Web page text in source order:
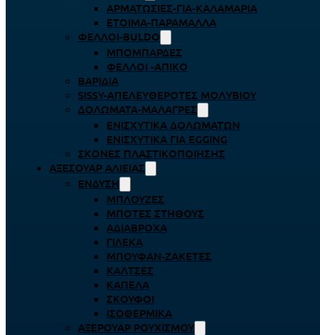
ΑΡΜΑΤΩΣΙΈΣ-ΓΙΑ-ΚΑΛΑΜΆΡΙΑ
ΈΤΟΙΜΑ-ΠΑΡΆΜΑΛΛΑ
ΦΕΛΛΟΊ-BULDO
ΜΠΟΜΠΆΡΔΕΣ
ΦΕΛΛΟΊ -ΑΠΊΚΟ
ΒΑΡΊΔΙΑ
SISSY-ΑΠΕΛΕΥΘΕΡΟΤΈΣ ΜΟΛΥΒΙΟΎ
ΔΟΛΏΜΑΤΑ-ΜΑΛΆΓΡΕΣ
ΕΝΙΣΧΥΤΙΚΆ ΔΟΛΩΜΆΤΩΝ
ΕΝΙΣΧΥΤΙΚΆ ΓΙΑ EGGING
ΣΚΌΝΕΣ ΠΛΑΣΤΙΚΟΠΟΊΗΣΗΣ
ΑΞΕΣΟΥΆΡ ΑΛΙΕΊΑΣ
ΈΝΔΥΣΗ
ΜΠΛΟΎΖΕΣ
ΜΠΌΤΕΣ ΣΤΉΘΟΥΣ
ΑΔΙΆΒΡΟΧΑ
ΓΙΛΈΚΑ
ΜΠΟΥΦΆΝ-ΖΑΚΈΤΕΣ
ΚΆΛΤΣΕΣ
ΚΑΠΈΛΑ
ΣΚΟΎΦΟΙ
ΙΣΟΘΕΡΜΙΚΆ
ΑΞΕΡΟΥΆΡ ΡΟΥΧΙΣΜΟΎ